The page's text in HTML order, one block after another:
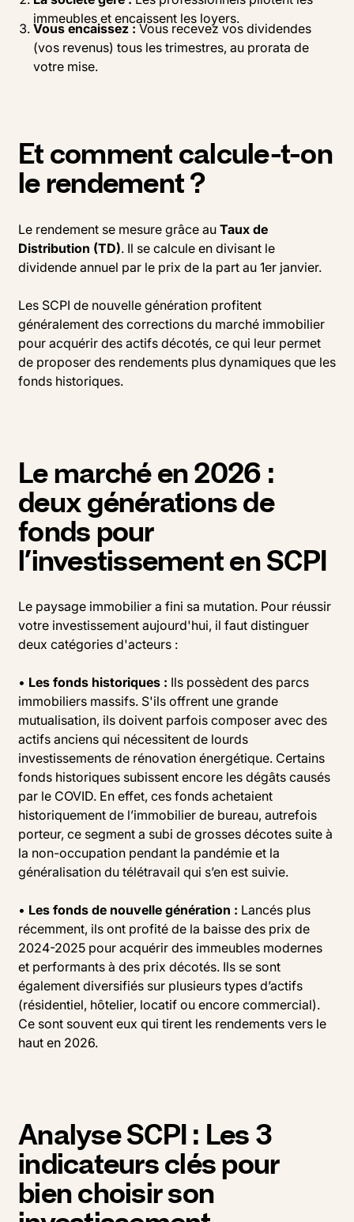
immeubles et encaissent les loyers.
Vous encaissez :Vous recevez vos dividendes
(vos revenus) tous les trimestres, au prorata de
votre mise.
Et comment calcule-t-on
le rendement ?
Le rendement se mesure grâce au Taux de
Distribution (TD). Il se calcule en divisant le
dividende annuel par le prix de la part au 1er janvier.
Les SCPI de nouvelle génération profitent
généralement des corrections du marché immobilier
pour acquérir des actifs décotés, ce qui leur permet
de proposer des rendements plus dynamiques que les
fonds historiques.
Le marché en 2026 :
deux générations de
fonds pour
l’investissement en SCPI
Le paysage immobilier a fini sa mutation. Pour réussir
votre investissement aujourd'hui, il faut distinguer
deux catégories d'acteurs :
• Les fonds historiques : Ils possèdent des parcs
immobiliers massifs. S'ils offrent une grande
mutualisation, ils doivent parfois composer avec des
actifs anciens qui nécessitent de lourds
investissements de rénovation énergétique. Certains
fonds historiques subissent encore les dégâts causés
par le COVID. En effet, ces fonds achetaient
historiquement de l’immobilier de bureau, autrefois
porteur, ce segment a subi de grosses décotes suite à
la non-occupation pendant la pandémie et la
généralisation du télétravail qui s’en est suivie.
• Les fonds de nouvelle génération : Lancés plus
récemment, ils ont profité de la baisse des prix de
2024-2025 pour acquérir des immeubles modernes
et performants à des prix décotés. Ils se sont
également diversifiés sur plusieurs types d’actifs
(résidentiel, hôtelier, locatif ou encore commercial).
Ce sont souvent eux qui tirent les rendements vers le
haut en 2026.
Analyse SCPI : Les 3
indicateurs clés pour
bien choisir son